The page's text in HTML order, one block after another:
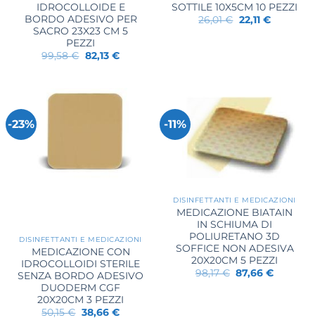
IDROCOLLOIDE E
BORDO ADESIVO PER
SACRO 23X23 CM 5
PEZZI
99,58€ Il
prezzo
99,58 €.
82,13 €Il
82,13 €.
SOTTILE 10X5CM 10 PEZZI
26,01€ Il
prezzo
22,11 €Il
-23%
DISINFETTANTI E MEDICAZIONI
MEDICAZIONE CON
IDROCOLLOIDI STERILE
SENZA BORDO ADESIVO
DUODERM CGF
20X20CM 3 PEZZI
50,15€ Il
prezzo
38,66 €Il
-11%
DISINFETTANTI E MEDICAZIONI
MEDICAZIONE BIATAIN
IN SCHIUMA DI
POLIURETANO 3D
SOFFICE NON ADESIVA
20X20CM 5 PEZZI
98,17€ Il
prezzo
87,66€Il